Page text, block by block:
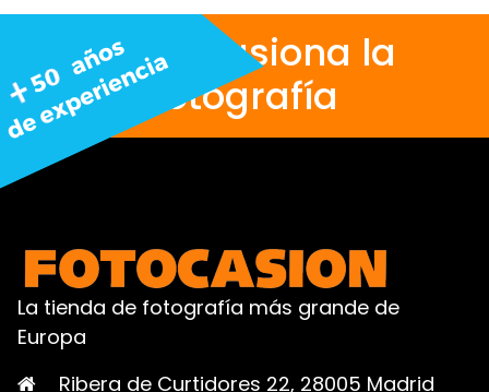
Nos apasiona la
fotografía
La tienda de fotografía más grande de
Europa
Ribera de Curtidores 22, 28005 Madrid